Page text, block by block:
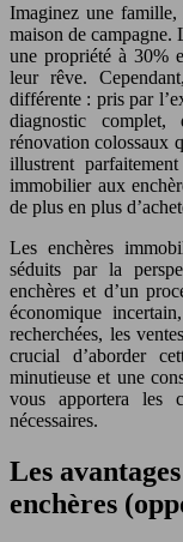
Imaginez une famille,
maison de campagne.
une propriété à 30%
leur rêve.
différente : pris par
diagnostic
rénovation colossaux
illustrent
immobilier aux
de plus en plus
Les enchères
séduits par la
enchères et d’un
économique
recherchées, les
crucial d’aborder
minutieuse et une
vous apportera les
nécessaires.
Les
enchères